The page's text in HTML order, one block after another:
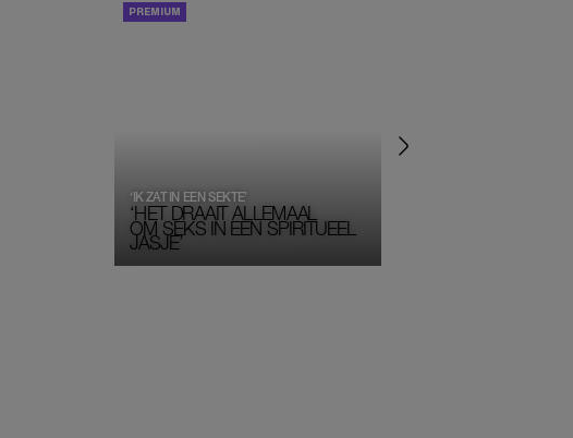
‘HET DRAAIT ALLEMAAL
OM SEKS IN EEN SPIRITUEEL
JASJE’
‘IK ZAT IN EEN SEKTE’